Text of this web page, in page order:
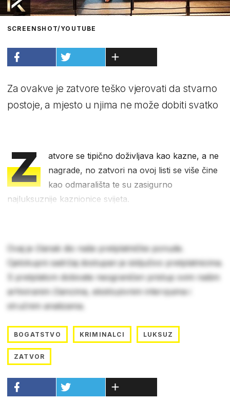
SCREENSHOT/YOUTUBE
Za ovakve je zatvore teško vjerovati da stvarno
postoje, a mjesto u njima ne može dobiti svatko
Z
atvore se tipično doživljava kao kazne, a ne
nagrade, no zatvori na ovoj listi se više čine
kao odmarališta te su zasigurno
najluksuznije kaznionice svijeta.
Ovaj je članak dio naše pretplatničke ponude.
Cjelokupni sadržaj dostupan je isključivo pretplatnicima.
S pretplatom dobivate neograničen pristup svim našim
arhiviranim člancima, ekskluzivnim intervjuima i
stručnim analizama.
BOGATSTVO KRIMINALCI LUKSUZ
ZATVOR